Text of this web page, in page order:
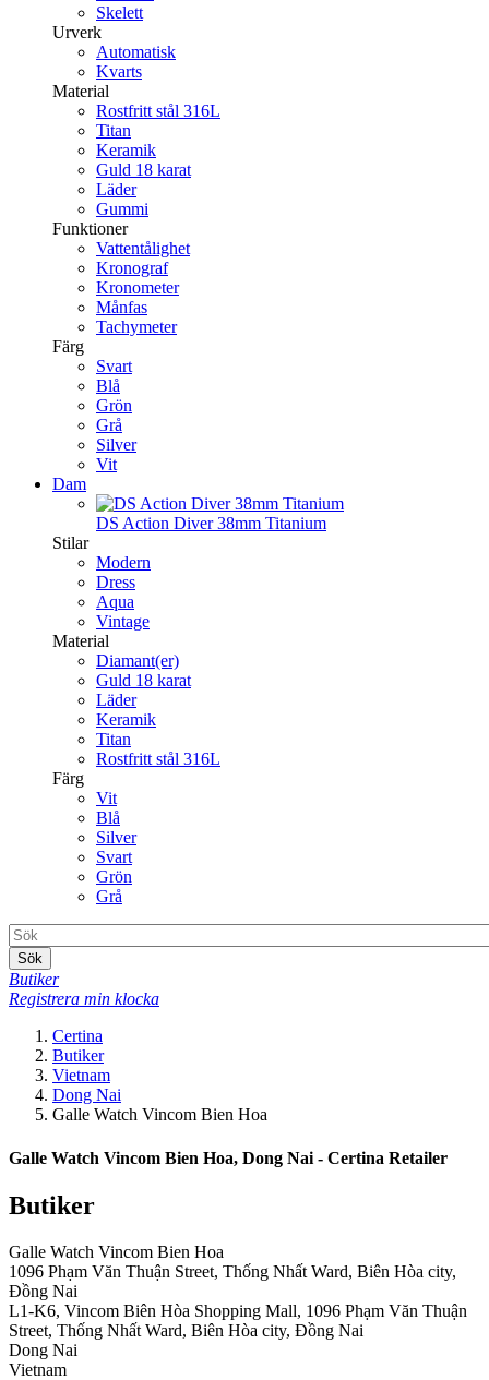
Skelett
Urverk
Automatisk
Kvarts
Material
Rostfritt stål 316L
Titan
Keramik
Guld 18 karat
Läder
Gummi
Funktioner
Vattentålighet
Kronograf
Kronometer
Månfas
Tachymeter
Färg
Svart
Blå
Grön
Grå
Silver
Vit
Dam
DS Action Diver 38mm Titanium
Stilar
Modern
Dress
Aqua
Vintage
Material
Diamant(er)
Guld 18 karat
Läder
Keramik
Titan
Rostfritt stål 316L
Färg
Vit
Blå
Silver
Svart
Grön
Grå
Sök
Butiker
Registrera min klocka
Certina
Butiker
Vietnam
Dong Nai
Galle Watch Vincom Bien Hoa
Galle Watch Vincom Bien Hoa, Dong Nai - Certina Retailer
Butiker
Galle Watch Vincom Bien Hoa
1096 Phạm Văn Thuận Street, Thống Nhất Ward, Biên Hòa city,
Đồng Nai
L1-K6, Vincom Biên Hòa Shopping Mall, 1096 Phạm Văn Thuận
Street, Thống Nhất Ward, Biên Hòa city, Đồng Nai
Dong Nai
Vietnam